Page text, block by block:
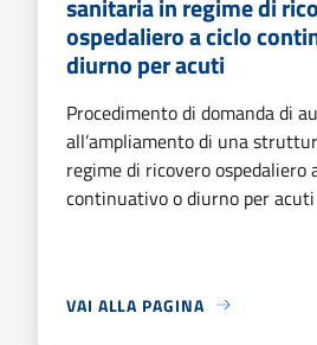
ospedaliero a ciclo
diurno per acuti
Procedimento di domanda di
all’ampliamento di una
regime di ricovero ospedaliero
continuativo o diurno per acuti
VAI ALLA PAGINA